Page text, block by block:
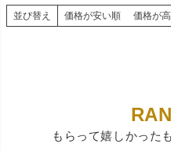
並び替え 価格が安い順 価格が
もらって嬉しかった